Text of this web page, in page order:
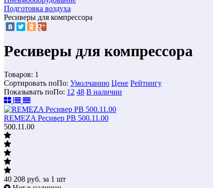
Подготовка воздуха
Ресиверы для компрессора
Ресиверы для компрессора
Товаров: 1
Сортировать поПо: Умолчанию Цене Рейтингу
Показывать поПо: 12 48 В наличии
REMEZA Ресивер РВ 500.11.00
500.11.00
40 208 руб. за 1 шт